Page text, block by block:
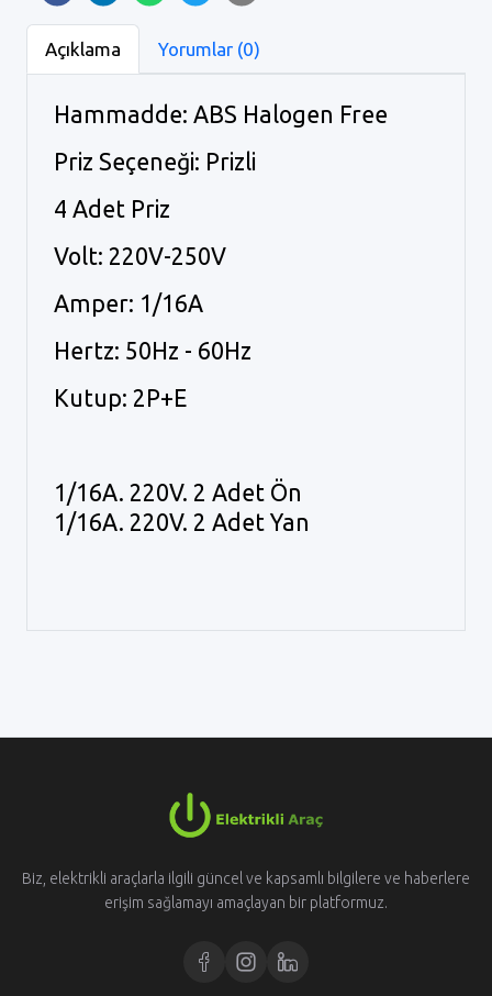
Açıklama Yorumlar (0)
Hammadde: ABS Halogen Free
Priz Seçeneği: Prizli
4 Adet Priz
Volt: 220V-250V
Amper: 1/16A
Hertz: 50Hz - 60Hz
Kutup: 2P+E
1/16A. 220V. 2 Adet Ön
1/16A. 220V. 2 Adet Yan
Biz, elektrikli araçlarla ilgili güncel ve kapsamlı bilgilere ve haberlere
erişim sağlamayı amaçlayan bir platformuz.